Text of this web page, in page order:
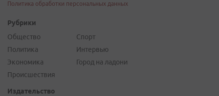
Политика обработки персональных данных
Рубрики
Общество
Политика
Экономика
Происшествия
Спорт
Интервью
Город на ладони
Издательство